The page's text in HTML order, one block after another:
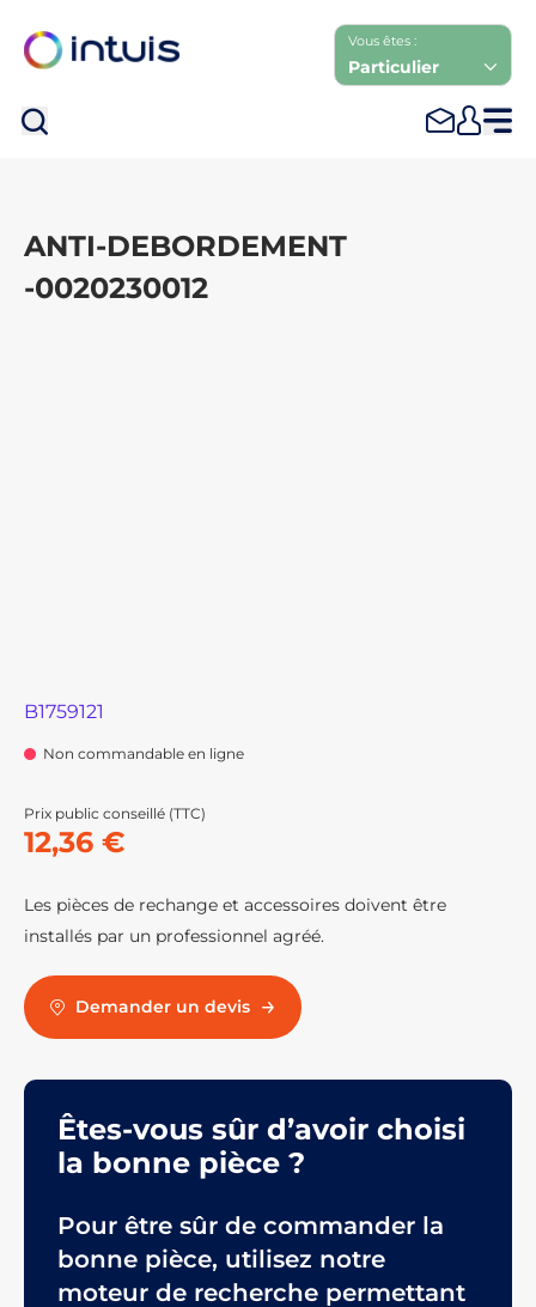
Vous êtes :
Particulier
ANTI-DEBORDEMENT
-0020230012
B1759121
Non commandable en ligne
Prix public conseillé (TTC)
12,36 €
Les pièces de rechange et accessoires doivent être
installés par un professionnel agréé.
Demander un devis
Êtes-vous sûr d’avoir choisi
la bonne pièce ?
Pour être sûr de commander la
bonne pièce, utilisez notre
moteur de recherche permettant